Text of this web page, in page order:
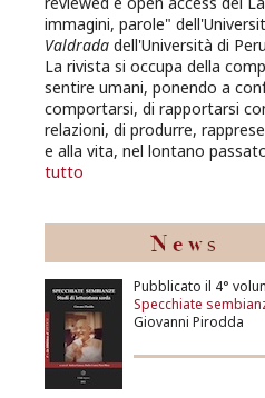
immagini, parole"
Valdrada dell'Università di
La rivista si occupa della
sentire umani, ponendo a
comportarsi, di rapportarsi
relazioni, di produrre,
e alla vita, nel lontano
tutto
Pubblicato il 4°
Specchiate
Giovanni Pirodda